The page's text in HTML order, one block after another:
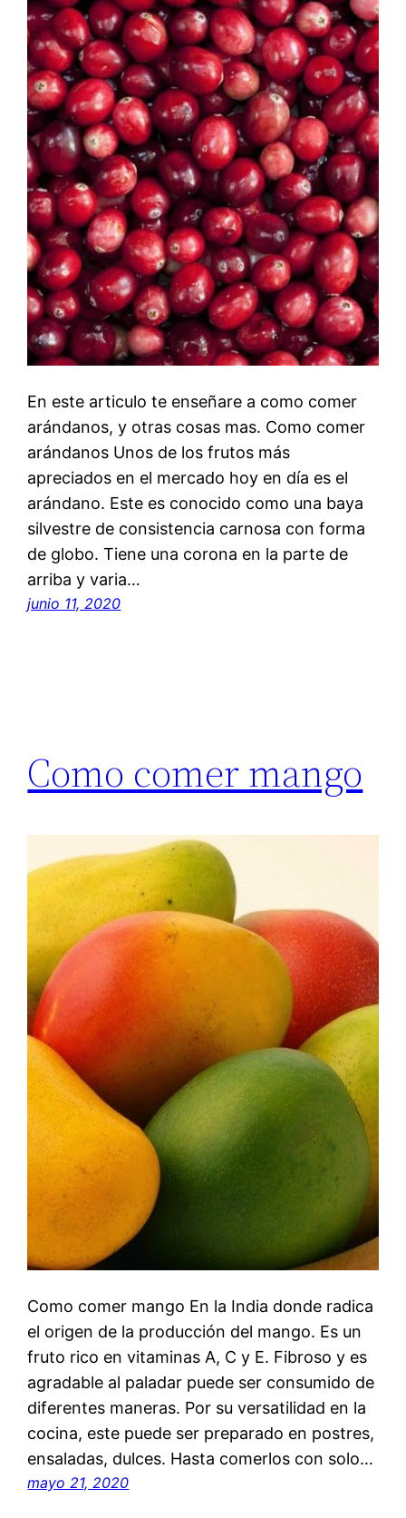
En este articulo te enseñare a como comer
arándanos, y otras cosas mas. Como comer
arándanos Unos de los frutos más
apreciados en el mercado hoy en día es el
arándano. Este es conocido como una baya
silvestre de consistencia carnosa con forma
de globo. Tiene una corona en la parte de
arriba y varia…
junio 11, 2020
Como comer mango
Como comer mango En la India donde radica
el origen de la producción del mango. Es un
fruto rico en vitaminas A, C y E. Fibroso y es
agradable al paladar puede ser consumido de
diferentes maneras. Por su versatilidad en la
cocina, este puede ser preparado en postres,
ensaladas, dulces. Hasta comerlos con solo…
mayo 21, 2020